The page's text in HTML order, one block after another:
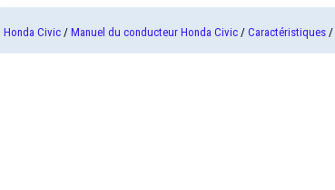
Honda Civic / Manuel du conducteur Honda Civic / Caractéristiques /